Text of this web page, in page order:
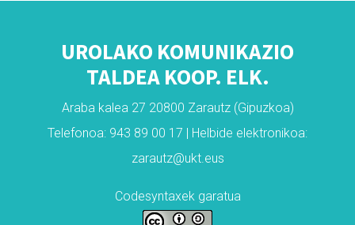
UROLAKO KOMUNIKAZIO
TALDEA KOOP. ELK.
Araba kalea 27 20800 Zarautz (Gipuzkoa)
Telefonoa: 943 89 00 17 | Helbide elektronikoa:
zarautz@ukt.eus
Codesyntaxek garatua